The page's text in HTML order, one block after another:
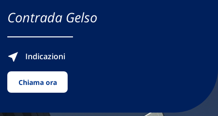
Contrada Gelso
Indicazioni
Chiama ora